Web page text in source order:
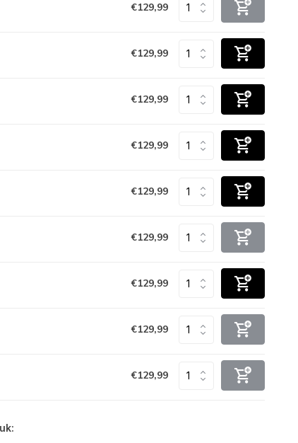
€129,99
€129,99
€129,99
€129,99
€129,99
€129,99
€129,99
€129,99
€129,99